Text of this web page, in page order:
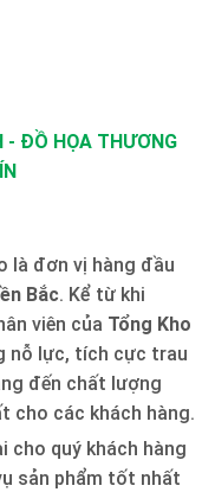
- ĐỒ HỌA THƯƠNG
là đơn vị hàng đầu
Bắc. Kể từ khi
viên của Tổng Kho
nỗ lực, tích cực trau
đến chất lượng
cho các khách hàng.
cho quý khách hàng
sản phẩm tốt nhất